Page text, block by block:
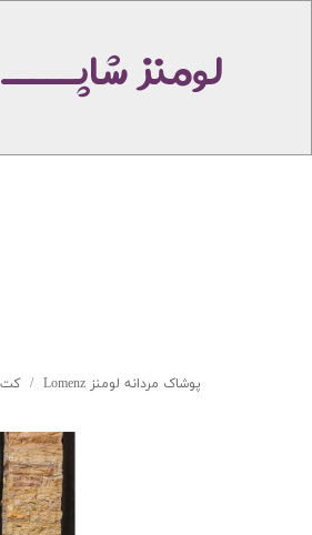
لومنز شاپـــــ
پوشاک مردانه لومنز Lomenz کت